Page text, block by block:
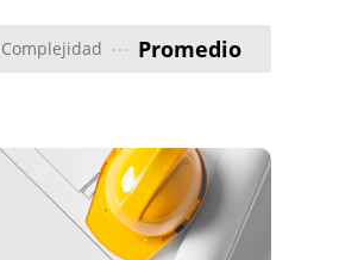
Complejidad Promedio